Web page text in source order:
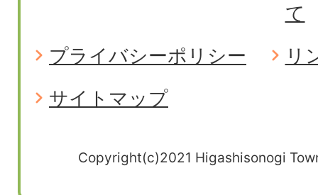
て
プライバシーポリシー
リ
サイトマップ
Copyright(c)2021 Higashisonogi